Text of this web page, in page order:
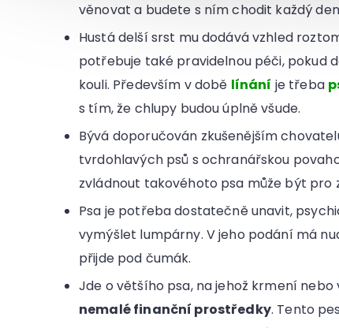
věnovat a budete s ním chodit každý
Hustá delší srst mu dodává vzhled
potřebuje také pravidelnou péči, pokud
kouli. Především v době línání je třeba
s tím, že chlupy budou úplně všude.
Bývá doporučován zkušenějším
tvrdohlavých psů s ochranářskou
zvládnout takovéhoto psa může být
Psa je potřeba dostatečně unavit,
vymýšlet lumpárny. V jeho podání má
přijde pod čumák.
Jde o většího psa, na jehož krmení
nemalé finanční prostředky. Tento